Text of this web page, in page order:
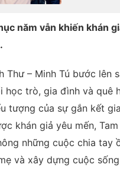
năm vẫn khiến khán
– Minh Tú bước lên
trò, gia đình và quê
tượng của sự gắn kết
khán giả yêu mến,
những cuộc chia tay
và xây dựng cuộc